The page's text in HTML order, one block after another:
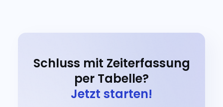
Schluss mit Zeiterfassung
per Tabelle?
Jetzt starten!